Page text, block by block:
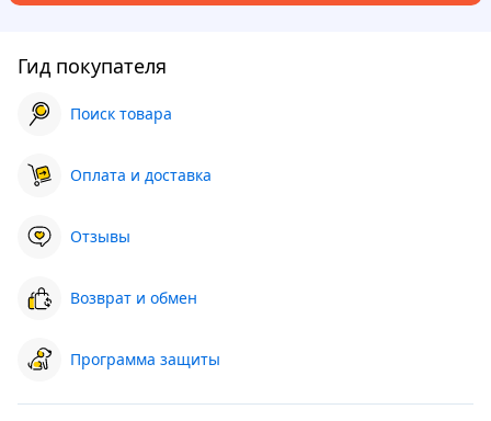
Гид покупателя
Поиск товара
Оплата и доставка
Отзывы
Возврат и обмен
Программа защиты